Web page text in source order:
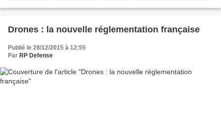
Drones : la nouvelle réglementation française
Publié le 28/12/2015 à 12:55
Par RP Defense